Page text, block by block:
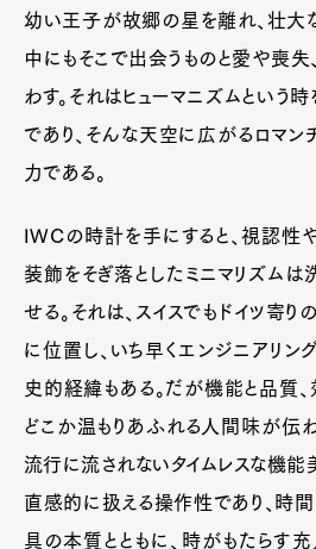
幼い王子が故郷の星を離れ、壮大
中にもそこで出会うものと愛や喪
わす。それはヒューマニズムという
であり、そんな天空に広がるロマ
力である。
IWCの時計を手にすると、視認性
装飾をそぎ落としたミニマリズム
せる。それは、スイスでもドイツ寄り
に位置し、いち早くエンジニアリ
史的経緯もある。だが機能と品質、
どこか温もりあふれる人間味が伝わ
流行に流されないタイムレスな機
直感的に扱える操作性であり、時
具の本質とともに、時がもたらす